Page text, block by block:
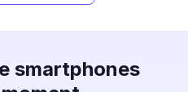
smartphones